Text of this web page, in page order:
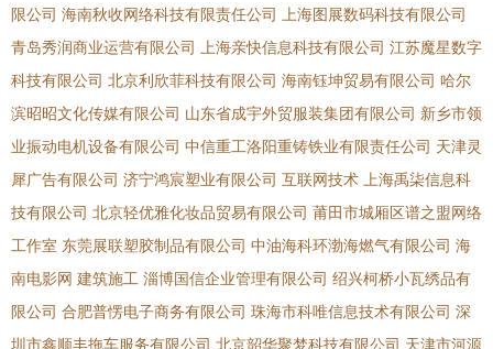
限公司 海南秋收网络科技有限责任公司
上海图展数码科技有限公司
青岛秀润商业运营有限公司
上海亲快信息科技有限公司 江苏魔星数字
科技有限公司 北京利欣菲科技有限公司 海南钰坤贸易有限公司 哈尔
滨昭昭文化传媒有限公司 山东省成宇外贸服装集团有限公司 新乡市领
业振动电机设备有限公司 中信重工洛阳重铸铁业有限责任公司 天津灵
犀广告有限公司 济宁鸿宸塑业有限公司 互联网技术
上海禹柒信息科
技有限公司 北京轻优雅化妆品贸易有限公司 莆田市城厢区谱之盟网络
工作室 东莞展联塑胶制品有限公司 中油海科环渤海燃气有限公司 海
南电影网 建筑施工 淄博国信企业管理有限公司 绍兴柯桥小瓦绣品有
限公司 合肥普愣电子商务有限公司 珠海市科唯信息技术有限公司 深
圳市鑫顺丰拖车服务有限公司 北京韶华聚梦科技有限公司 天津市河源